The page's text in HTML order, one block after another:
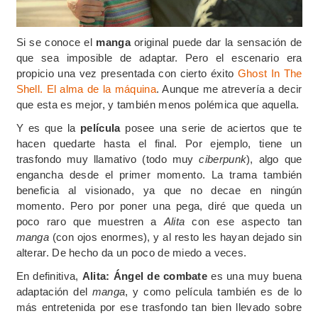
Si se conoce el mangaoriginal puede dar la sensación de
que sea imposible de adaptar. Pero el escenario era
propicio una vez presentada con cierto éxito Ghost In The
Shell. El alma de la máquina. Aunque me atrevería a decir
que esta es mejor, y también menos polémica que aquella.
Y es que la películaposee una serie de aciertos que te
hacen quedarte hasta el final. Por ejemplo, tiene un
trasfondo muy llamativo (todo muyciberpunk), algo que
engancha desde el primer momento. La trama también
beneficia al visionado, ya que no decae en ningún
momento. Pero por poner una pega, diré que queda un
poco raro que muestren a Alita con ese aspecto tan
manga (con ojos enormes), y al resto les hayan dejado sin
alterar. De hecho da un poco de miedo a veces.
En definitiva, Alita: Ángel de combate es una muy buena
adaptación del manga, y como película también es de lo
más entretenida por ese trasfondo tan bien llevado sobre